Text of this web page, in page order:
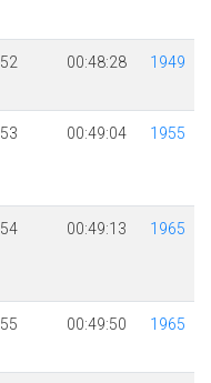
52 00:48:28 1949
53 00:49:04 1955
54 00:49:13 1965
55 00:49:50 1965